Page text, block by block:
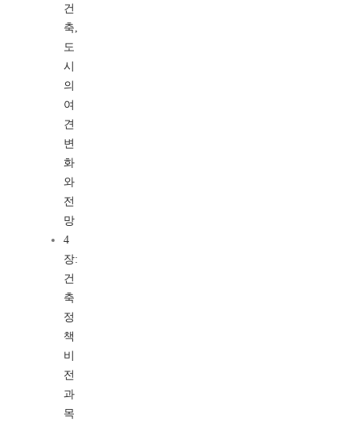
건
축,
도
시
의
여
견
변
화
와
전
망
4
장:
건
축
정
책
비
전
과
목